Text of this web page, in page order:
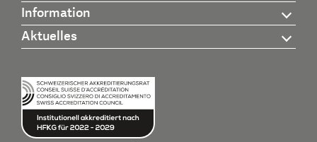
Information
Aktuelles